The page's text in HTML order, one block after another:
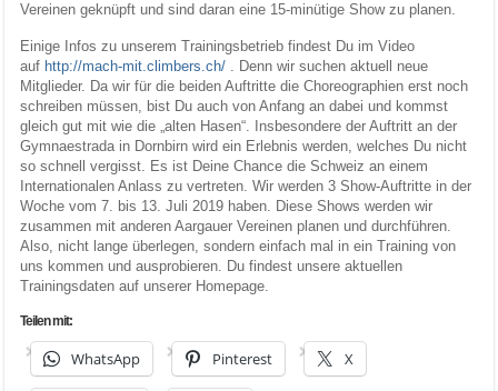
Vereinen geknüpft und sind daran eine 15-minütige Show zu planen.
Einige Infos zu unserem Trainingsbetrieb findest Du im Video
auf http://mach-mit.climbers.ch/. Denn wir suchen aktuell neue
Mitglieder. Da wir für die beiden Auftritte die Choreographien erst noch
schreiben müssen, bist Du auch von Anfang an dabei und kommst
gleich gut mit wie die „alten Hasen“. Insbesondere der Auftritt an der
Gymnaestrada in Dornbirn wird ein Erlebnis werden, welches Du nicht
so schnell vergisst. Es ist Deine Chance die Schweiz an einem
Internationalen Anlass zu vertreten. Wir werden 3 Show-Auftritte in der
Woche vom 7. bis 13. Juli 2019 haben. Diese Shows werden wir
zusammen mit anderen Aargauer Vereinen planen und durchführen.
Also, nicht lange überlegen, sondern einfach mal in ein Training von
uns kommen und ausprobieren. Du findest unsere aktuellen
Trainingsdaten auf unserer Homepage.
Teilen mit:
WhatsApp Pinterest X